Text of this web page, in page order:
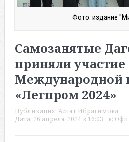
Фото: издание
Самозанятые
приняли участие
Международной
«Легпром 2024»
Публикация: Асият Ибрагимова
Дата: 26 апреля, 2024 в 16:03 в: